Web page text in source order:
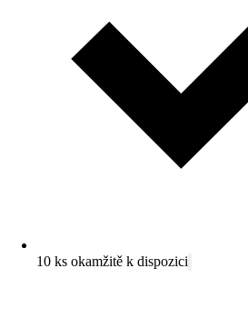
10 ks okamžitě k dispozici